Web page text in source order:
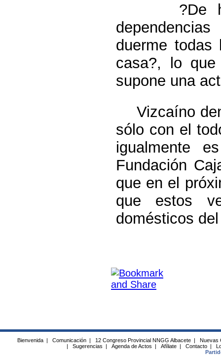
?De
duerme
casa?, lo
supone una
Vizcaíno
sólo con el
igualmente
Fundación
que en el
que estos
domésticos
Bienvenida | Comunicación | 12 Congreso Provincial NNGG Albacete |
Nuevas
|
Sugerencias | Agenda de Actos | Afíliate | Contacto |